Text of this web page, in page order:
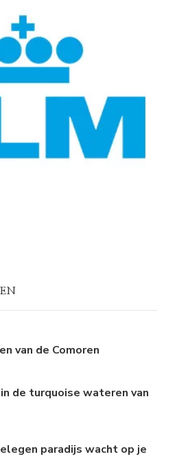
van de Comoren
de turquoise wateren van
paradijs wacht op je